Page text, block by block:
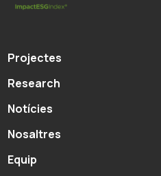
Projectes
Research
Notícies
Nosaltres
Equip